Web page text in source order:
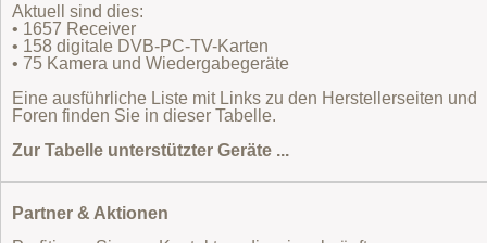
Aktuell sind dies:
• 1657 Receiver
• 158 digitale DVB-PC-TV-Karten
• 75 Kamera und Wiedergabegeräte
Eine ausführliche Liste mit Links zu den Herstellerseiten und
Foren finden Sie in dieser Tabelle.
Zur Tabelle unterstützter Geräte ...
Partner & Aktionen